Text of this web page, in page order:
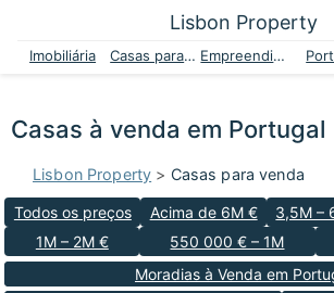
Lisbon Property
Imobiliária Casas para venda Empreendimentos
Casas à venda em Portugal
Lisbon Property > Casas para venda
Todos os preços Acima de 6M € 3,5M –
1M – 2M €
550 000 € – 1M
Moradias à Venda em